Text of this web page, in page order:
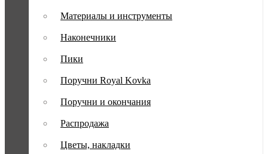
Материалы и инструменты
Наконечники
Пики
Поручни Royal Kovka
Поручни и окончания
Распродажа
Цветы, накладки